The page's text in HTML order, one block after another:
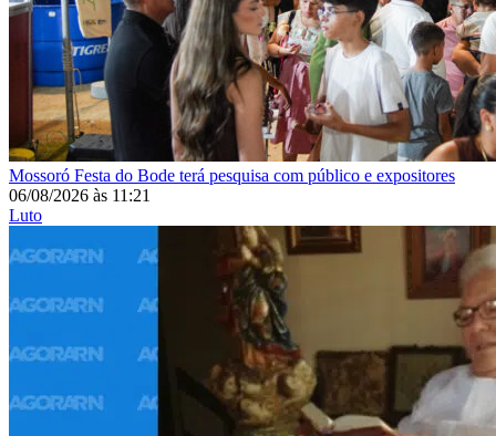
Mossoró Festa do Bode terá pesquisa com público e expositores
06/08/2026 às 11:21
Luto